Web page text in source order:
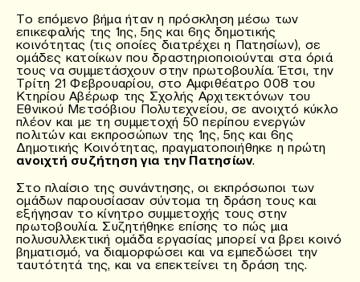
Το επόμενο βήμα ήταν η πρόσκληση μέσω των
επικεφαλής της 1ης, 5ης και 6ης δημοτικής
κοινότητας (τις οποίες διατρέχει η Πατησίων), σε
ομάδες κατοίκων που δραστηριοποιούνται στα όριά
τους να συμμετάσχουν στην πρωτοβουλία. Έτσι, την
Τρίτη 21 Φεβρουαρίου, στο Αμφιθέατρο 008 του
Κτηρίου Αβέρωφ της Σχολής Αρχιτεκτόνων του
Εθνικού Μετσόβιου Πολυτεχνείου, σε ανοιχτό κύκλο
πλέον και με τη συμμετοχή 50 περίπου ενεργών
πολιτών και εκπροσώπων της 1ης, 5ης και 6ης
Δημοτικής Κοινότητας, πραγματοποιήθηκε η πρώτη
ανοιχτή συζήτηση για την Πατησίων.
Στο πλαίσιο της συνάντησης, οι εκπρόσωποι των
ομάδων παρουσίασαν σύντομα τη δράση τους και
εξήγησαν το κίνητρο συμμετοχής τους στην
πρωτοβουλία. Συζητήθηκε επίσης το πώς μια
πολυσυλλεκτική ομάδα εργασίας μπορεί να βρει κοινό
βηματισμό, να διαμορφώσει και να εμπεδώσει την
ταυτότητά της, και να επεκτείνει τη δράση της.